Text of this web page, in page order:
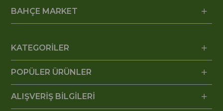
BAHÇE MARKET
KATEGORİLER
POPÜLER ÜRÜNLER
ALIŞVERİŞ BİLGİLERİ